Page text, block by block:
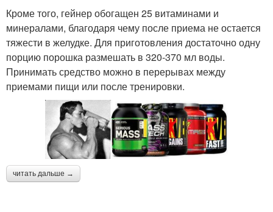
Кроме того, гейнер обогащен 25 витаминами и
минералами, благодаря чему после приема не остается
тяжести в желудке. Для приготовления достаточно одну
порцию порошка размешать в 320-370 мл воды.
Принимать средство можно в перерывах между
приемами пищи или после тренировки.
читать дальше →